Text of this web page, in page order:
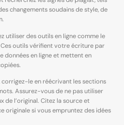
changements soudains de style, de
utiliser des outils en ligne comme le
outils vérifient votre écriture par
données en ligne et mettent en
le en réécrivant les sections
Assurez-vous de ne pas utiliser
de l’original. Citez la source et
originale si vous empruntez des idées